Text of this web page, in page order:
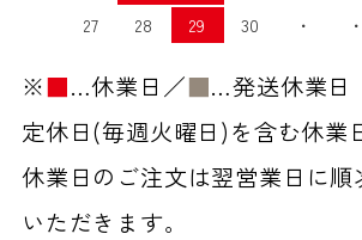
27
28 29 30 ・ ・
※■…休業日／■…発送休業日
定休日(毎週火曜日)を含む休業
休業日のご注文は翌営業日に順
いただきます。